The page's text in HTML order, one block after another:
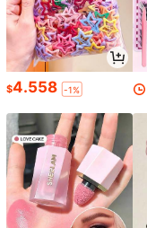
$4.558 -1%